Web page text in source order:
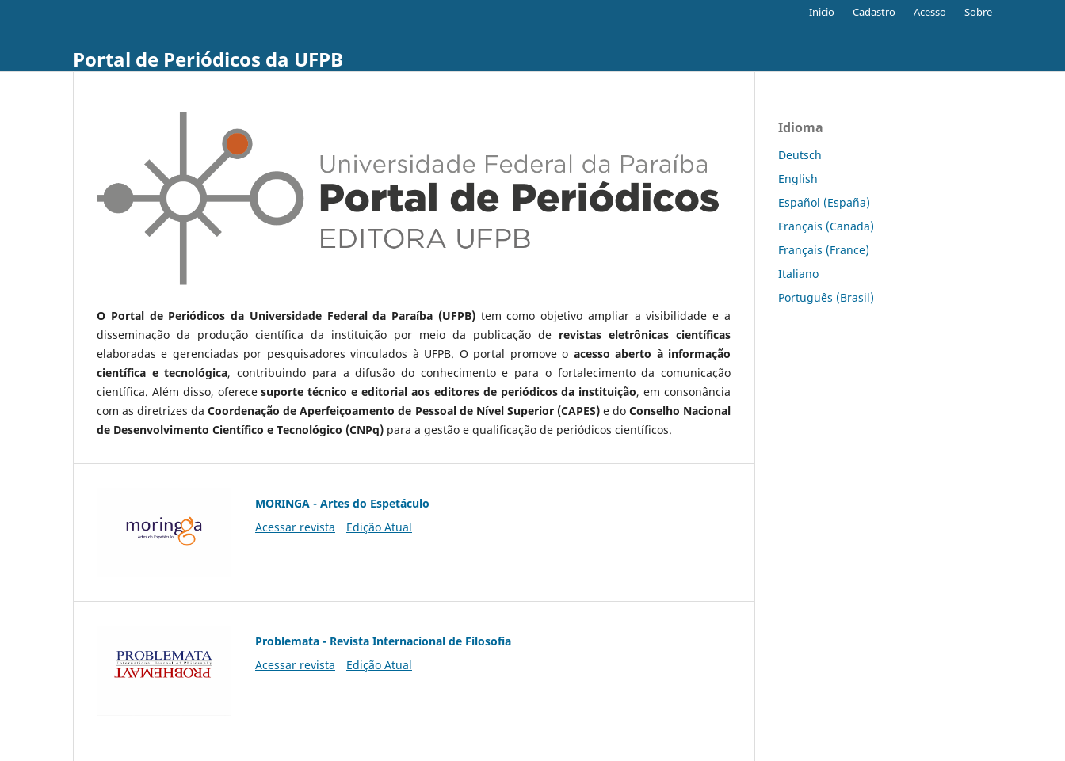
Portal de Periódicos da UFPB
Inicio Cadastro Acesso Sobre
O Portal de Periódicos da Universidade Federal da Paraíba (UFPB)tem como objetivo ampliar a visibilidade e a
disseminação da produção científica da instituição por meio da publicação de revistas eletrônicas científicas
elaboradas e gerenciadas por pesquisadores vinculados à UFPB. O portal promove o acesso aberto à informação
científica e tecnológica, contribuindo para a difusão do conhecimento e para o fortalecimento da comunicação
científica. Além disso, oferecesuporte técnico e editorial aos editores de periódicos da instituição, em consonância
com as diretrizes daCoordenação de Aperfeiçoamento de Pessoal de Nível Superior (CAPES)e do Conselho Nacional
de Desenvolvimento Científico e Tecnológico (CNPq) para a gestão e qualificação de periódicos científicos.
MORINGA - Artes do Espetáculo
Acessar revista
Edição Atual
Problemata - Revista Internacional de Filosofia
Acessar revista
Edição Atual
Idioma
Deutsch
English
Español (España)
Français (Canada)
Français (France)
Italiano
Português (Brasil)